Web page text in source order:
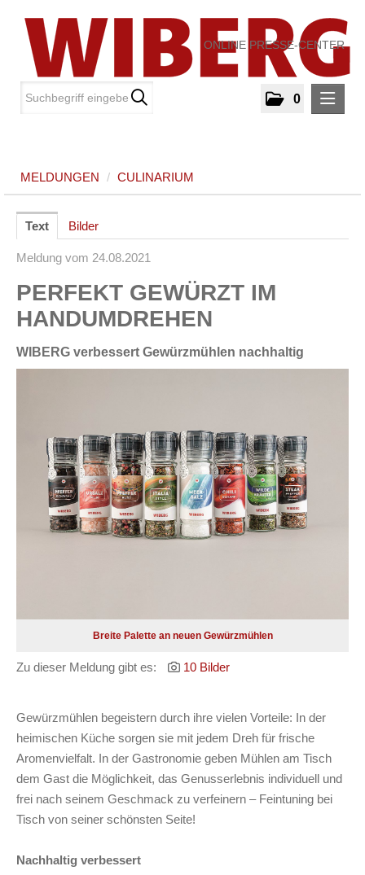
ONLINE PRESSE-CENTER
0
Culinarium
MEDIA
ÜBER UNS
KONTAKT
MELDUNGEN / CULINARIUM
Text Bilder
Meldung vom 24.08.2021
PERFEKT GEWÜRZT IM
HANDUMDREHEN
WIBERG verbessert Gewürzmühlen nachhaltig
Breite Palette an neuen Gewürzmühlen
Zu dieser Meldung gibt es: 10 Bilder
Gewürzmühlen begeistern durch ihre vielen Vorteile: In der
heimischen Küche sorgen sie mit jedem Dreh für frische
Aromenvielfalt. In der Gastronomie geben Mühlen am Tisch
dem Gast die Möglichkeit, das Genusserlebnis individuell und
frei nach seinem Geschmack zu verfeinern – Feintuning bei
Tisch von seiner schönsten Seite!
Nachhaltig verbessert